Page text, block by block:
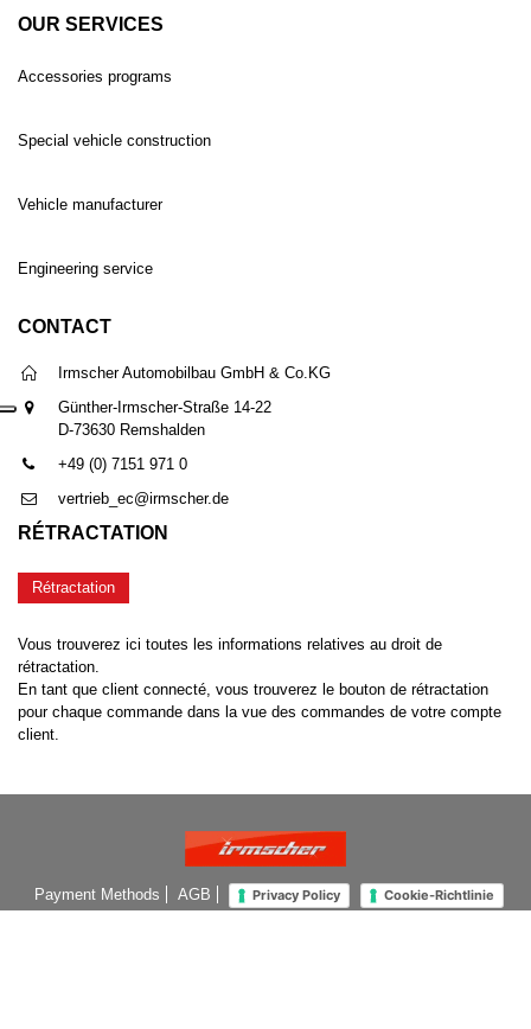
OUR SERVICES
Accessories programs
Special vehicle construction
Vehicle manufacturer
Engineering service
CONTACT
Irmscher Automobilbau GmbH & Co.KG
Günther-Irmscher-Straße 14-22
D-73630 Remshalden
+49 (0) 7151 971 0
vertrieb_ec@irmscher.de
RÉTRACTATION
Rétractation
Vous trouverez ici toutes les informations relatives au droit de
rétractation.
En tant que client connecté, vous trouverez le bouton de rétractation
pour chaque commande dans la vue des commandes de votre compte
client.
Payment Methods AGB Privacy Policy Cookie-Richtlinie